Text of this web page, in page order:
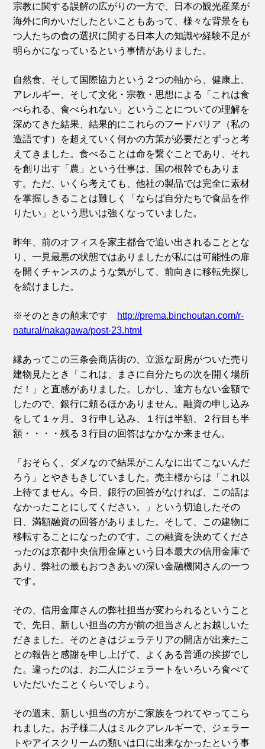
宗教に関する誤解の広がりの一方で、日本の観光産業が
海外に向かいだしたといこともあって、様々な背景をも
つ人たちの食の選択に関する日本人の知識や経験不足が
明らかになっているという事情がありました。
自然食、そして国際協力という２つの軸から、健康上、
アレルギー、そして文化・宗教・思想による「これは食
べられる、食べられない」ということについての理解を
深めてきた結果、結果的にこれらのフードバリア（私の
造語です）を超えていく何かの方策が必要だとずっと考
えてきました。食べることは命を繋ぐことであり、それ
を創り出す「農」という仕事は、国の根幹でもありま
す。ただ、いくら考えても、他社の製品では完全に素材
を掌握しきることは難しく「ならば自分たちで食品を作
りたい」という思いは強くなっていました。
昨年、前のオフィスを家主都合で追い出されることとな
り、一見最悪の状態ではありましたが私には可能性の扉
を開くチャンスのような気がして、前向きに移転先探し
を続けました。
※そのときの顛末です http://prema.binchoutan.com/r-
natural/nakagawa/post-23.html
縁あってこの三条会商店街の、立派な厨房がついた売り
建物見たとき「これは、まさに自分たちの次を開く場所
だ！」と直感がありました。しかし、途方もない金額で
したので、銀行に頼るほかありません。融資の申し込み
をして１ヶ月。３行申し込み、１行は半額、２行目も半
額・・・・残る３行目の回答はなかなか来ません。
「おそらく、ダメなので結果がこんなに出てこないんだ
ろう」とやきもきしていました。売主様からは「これ以
上待てません。今日、銀行の回答がなければ、この話は
なかったことにしてください。」という切迫したその
日、満額融資の回答がありました。そして、この建物に
移転することになったのです。この融資を決めてくださ
ったのは京都中央信用金庫という日本最大の信用金庫で
あり、弊社の最もおつきあいの深い金融機関さんの一つ
です。
その、信用金庫さんの弊社担当が変わられるということ
で、先日、新しい担当の方が前の担当さんとお越しいた
だきました。そのときはジェラテリアの開店が出来たこ
との報告と感謝を申し上げて、よくある普通の挨拶でし
た。違ったのは、お二人にジェラートをいろいろ食べて
いただいたことくらいでしょう。
その週末、新しい担当の方がご家族をつれてやってこら
れました。お子様二人はミルクアレルギーで、ジェラー
トやアイスクリームの類いは口に出来なかったという事